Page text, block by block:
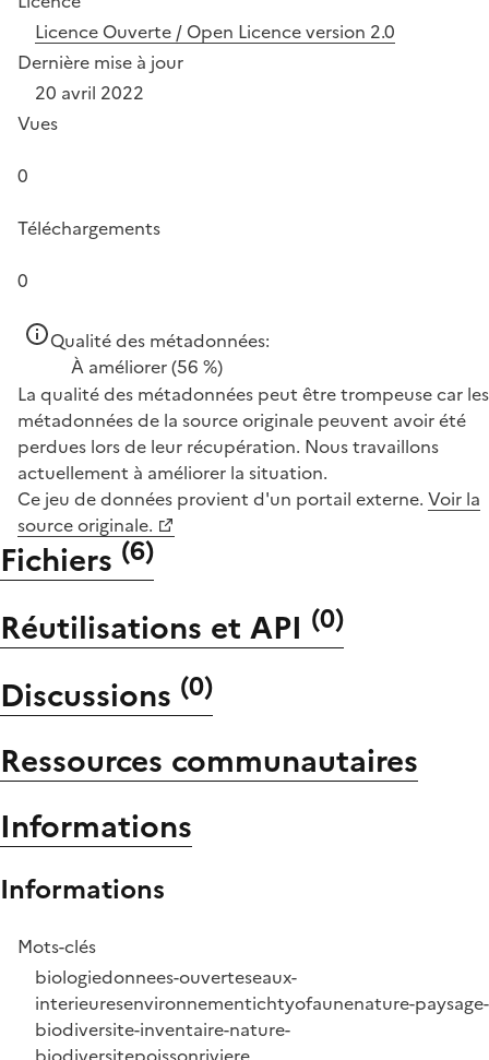
Licence Ouverte / Open Licence version 2.0
Dernière mise à jour
20 avril 2022
Vues
0
Téléchargements
0
Qualité des métadonnées:
À améliorer(56 %)
La qualité des métadonnées peut être trompeuse car les
métadonnées de la source originale peuvent avoir été
perdues lors de leur récupération. Nous travaillons
actuellement à améliorer la situation.
Ce jeu de données provient d'un portail externe. Voir la
source originale.
Fichiers (6)
Réutilisations et API (0)
Discussions (0)
Ressources communautaires
Informations
Informations
Mots-clés
biologiedonnees-ouverteseaux-
interieuresenvironnementichtyofaunenature-paysage-
biodiversite-inventaire-nature-